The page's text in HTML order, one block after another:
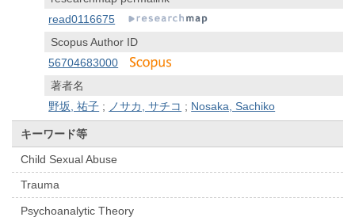
read0116675
Scopus Author ID
56704683000
著者名
野坂, 祐子 ; ノサカ, サチコ ; Nosaka, Sachiko
キーワード等
Child Sexual Abuse
Trauma
Psychoanalytic Theory